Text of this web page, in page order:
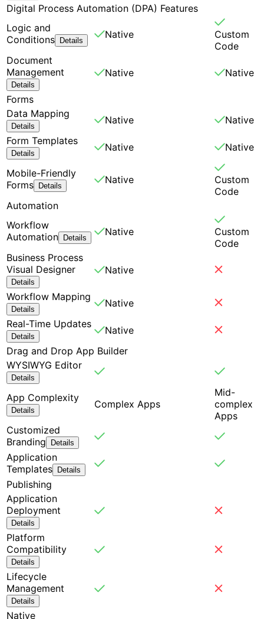
Digital Process Automation (DPA) Features
Logic and
Conditions Details
Native
Custom
Code
Document
Management
Details
Native Native
Forms
Data Mapping
Details
Native
Native
Form Templates
Details
Native Native
Mobile-Friendly
Forms Details
Native
Custom
Code
Automation
Workflow
Automation Details
Native
Custom
Code
Business Process
Visual Designer
Details
Native
Workflow Mapping
Details
Native
Real-Time Updates
Details
Native
Drag and Drop App Builder
WYSIWYG Editor
Details
App Complexity
Details
Complex Apps
Mid-
complex
Apps
Customized
Branding
Details
Application
Templates Details
Publishing
Application
Deployment
Details
Platform
Compatibility
Details
Lifecycle
Management
Details
Native